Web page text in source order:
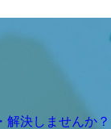
解決しませんか？